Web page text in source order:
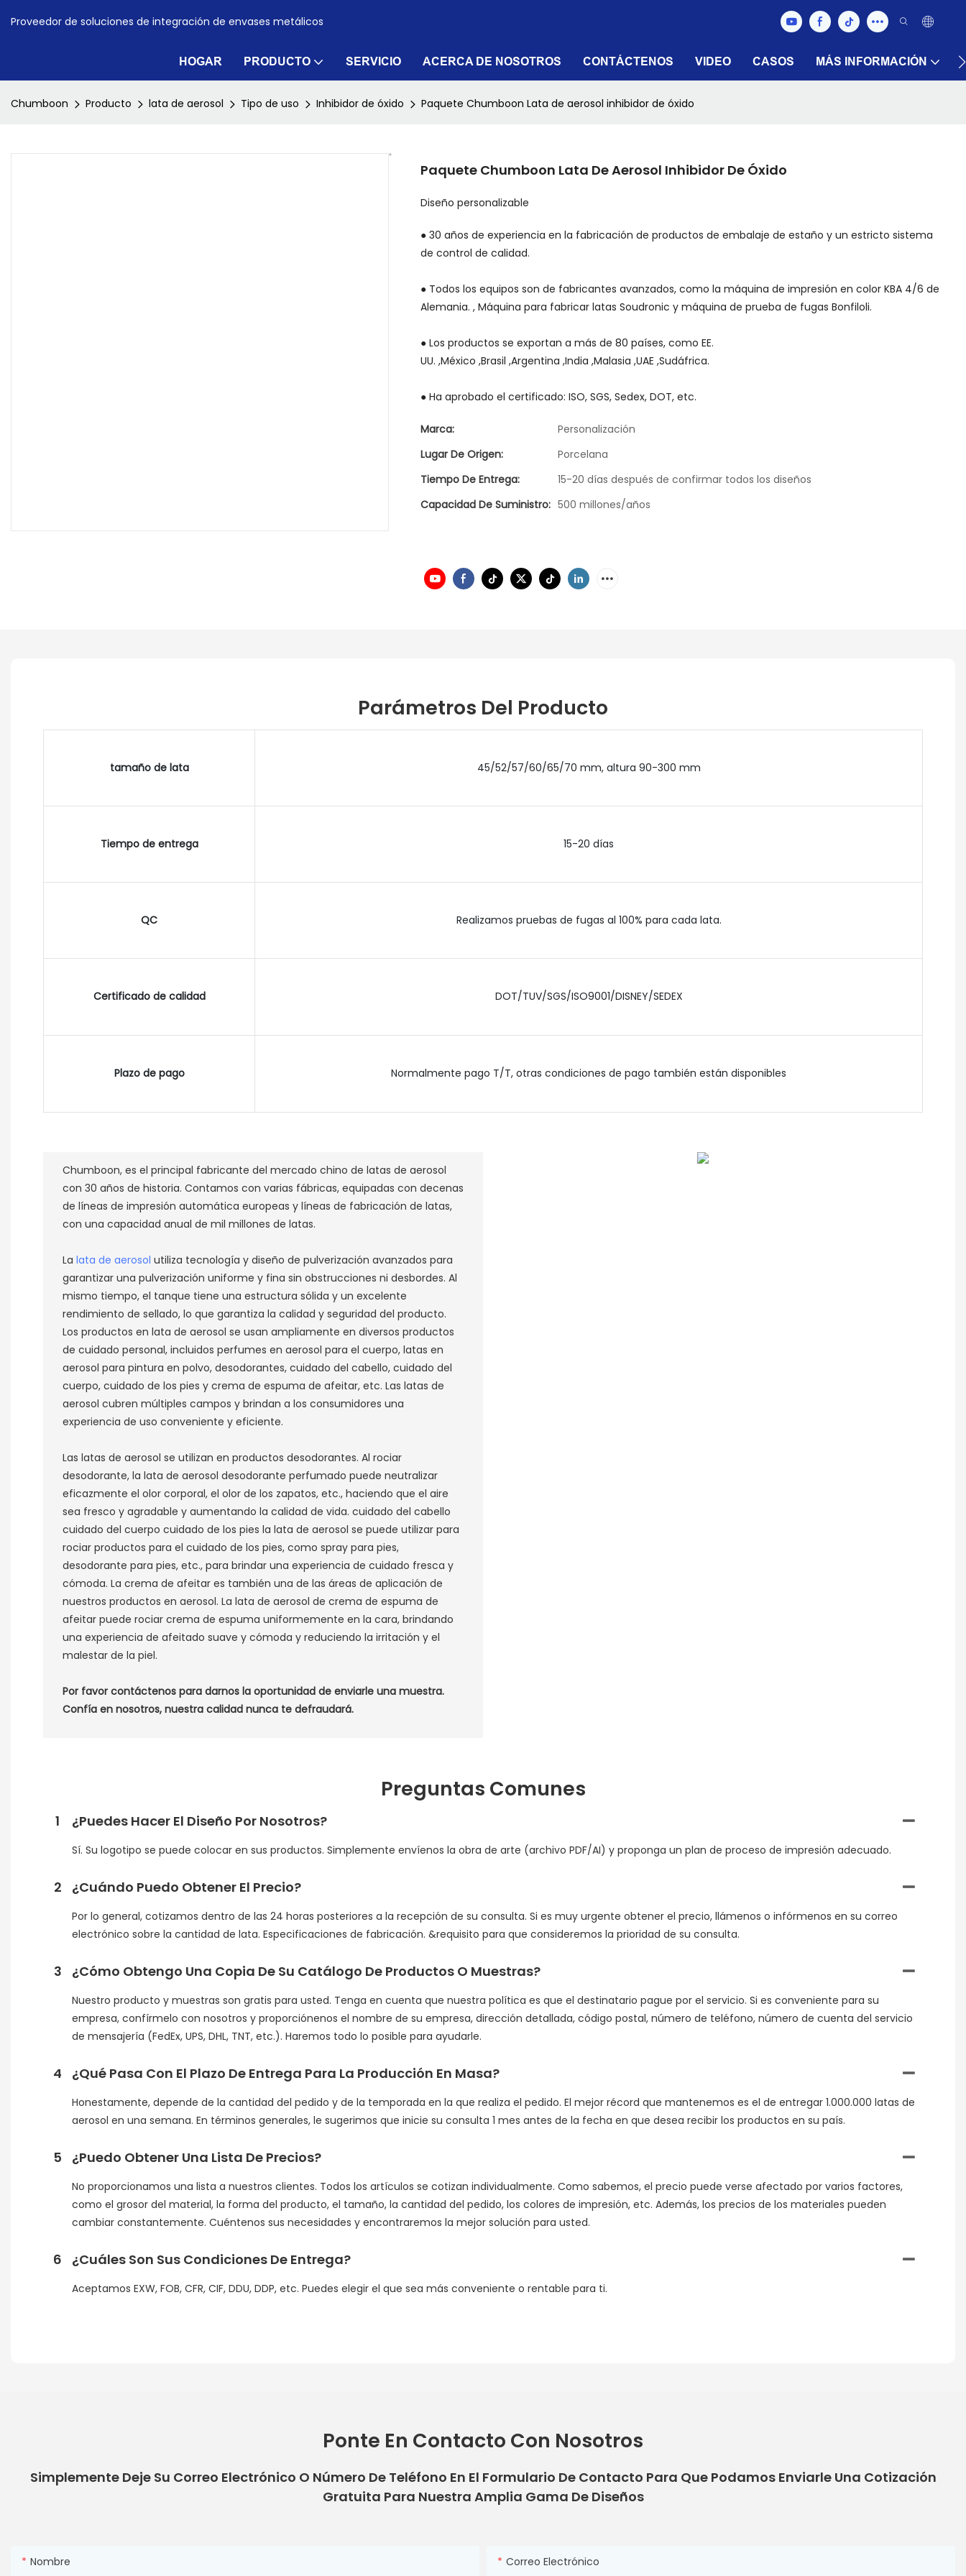
Proveedor de soluciones de integración de envases metálicos
HOGAR PRODUCTO SERVICIO ACERCA DE NOSOTROS CONTÁCTENOS VIDEO CASOS MÁS INFORMACIÓN
Chumboon Producto lata de aerosol Tipo de uso Inhibidor de óxido Paquete Chumboon Lata de aerosol inhibidor de óxido
Paquete Chumboon Lata De Aerosol Inhibidor De Óxido
Diseño personalizable
● 30 años de experiencia en la fabricación de productos de embalaje de estaño y un estricto sistema
de control de calidad.
● Todos los equipos son de fabricantes avanzados, como la máquina de impresión en color KBA 4/6 de
Alemania. , Máquina para fabricar latas Soudronic y máquina de prueba de fugas Bonfiloli.
● Los productos se exportan a más de 80 países, como EE.
UU. ,México ,Brasil ,Argentina ,India ,Malasia ,UAE ,Sudáfrica.
● Ha aprobado el certificado: ISO, SGS, Sedex, DOT, etc.
Marca:
Personalización
Lugar De Origen:
Porcelana
Tiempo De Entrega:
15-20 días después de confirmar todos los diseños
Capacidad De Suministro: 500 millones/años
Parámetros Del Producto
tamaño de lata 45/52/57/60/65/70 mm, altura 90-300 mm
Tiempo de entrega 15-20 días
QC Realizamos pruebas de fugas al 100% para cada lata.
Certificado de calidad DOT/TUV/SGS/ISO9001/DISNEY/SEDEX
Plazo de pago Normalmente pago T/T, otras condiciones de pago también están disponibles
Chumboon, es el principal fabricante del mercado chino de latas de aerosol
con 30 años de historia. Contamos con varias fábricas, equipadas con decenas
de líneas de impresión automática europeas y líneas de fabricación de latas,
con una capacidad anual de mil millones de latas.
La lata de aerosol utiliza tecnología y diseño de pulverización avanzados para
garantizar una pulverización uniforme y fina sin obstrucciones ni desbordes. Al
mismo tiempo, el tanque tiene una estructura sólida y un excelente
rendimiento de sellado, lo que garantiza la calidad y seguridad del producto.
Los productos en lata de aerosol se usan ampliamente en diversos productos
de cuidado personal, incluidos perfumes en aerosol para el cuerpo, latas en
aerosol para pintura en polvo, desodorantes, cuidado del cabello, cuidado del
cuerpo, cuidado de los pies y crema de espuma de afeitar, etc. Las latas de
aerosol cubren múltiples campos y brindan a los consumidores una
experiencia de uso conveniente y eficiente.
Las latas de aerosol se utilizan en productos desodorantes. Al rociar
desodorante, la lata de aerosol desodorante perfumado puede neutralizar
eficazmente el olor corporal, el olor de los zapatos, etc., haciendo que el aire
sea fresco y agradable y aumentando la calidad de vida. cuidado del cabello
cuidado del cuerpo cuidado de los pies la lata de aerosol se puede utilizar para
rociar productos para el cuidado de los pies, como spray para pies,
desodorante para pies, etc., para brindar una experiencia de cuidado fresca y
cómoda. La crema de afeitar es también una de las áreas de aplicación de
nuestros productos en aerosol. La lata de aerosol de crema de espuma de
afeitar puede rociar crema de espuma uniformemente en la cara, brindando
una experiencia de afeitado suave y cómoda y reduciendo la irritación y el
malestar de la piel.
Por favor contáctenos para darnos la oportunidad de enviarle una muestra.
Confía en nosotros, nuestra calidad nunca te defraudará.
Preguntas Comunes
1 ¿Puedes Hacer El Diseño Por Nosotros?
Sí. Su logotipo se puede colocar en sus productos. Simplemente envíenos la obra de arte (archivo PDF/AI) y proponga un plan de proceso de impresión adecuado.
2 ¿Cuándo Puedo Obtener El Precio?
Por lo general, cotizamos dentro de las 24 horas posteriores a la recepción de su consulta. Si es muy urgente obtener el precio, llámenos o infórmenos en su correo
electrónico sobre la cantidad de lata. Especificaciones de fabricación. &requisito para que consideremos la prioridad de su consulta.
3 ¿Cómo Obtengo Una Copia De Su Catálogo De Productos O Muestras?
Nuestro producto y muestras son gratis para usted. Tenga en cuenta que nuestra política es que el destinatario pague por el servicio. Si es conveniente para su
empresa, confírmelo con nosotros y proporciónenos el nombre de su empresa, dirección detallada, código postal, número de teléfono, número de cuenta del servicio
de mensajería (FedEx, UPS, DHL, TNT, etc.). Haremos todo lo posible para ayudarle.
4 ¿Qué Pasa Con El Plazo De Entrega Para La Producción En Masa?
Honestamente, depende de la cantidad del pedido y de la temporada en la que realiza el pedido. El mejor récord que mantenemos es el de entregar 1.000.000 latas de
aerosol en una semana. En términos generales, le sugerimos que inicie su consulta 1 mes antes de la fecha en que desea recibir los productos en su país.
5 ¿Puedo Obtener Una Lista De Precios?
No proporcionamos una lista a nuestros clientes. Todos los artículos se cotizan individualmente. Como sabemos, el precio puede verse afectado por varios factores,
como el grosor del material, la forma del producto, el tamaño, la cantidad del pedido, los colores de impresión, etc. Además, los precios de los materiales pueden
cambiar constantemente. Cuéntenos sus necesidades y encontraremos la mejor solución para usted.
6 ¿Cuáles Son Sus Condiciones De Entrega?
Aceptamos EXW, FOB, CFR, CIF, DDU, DDP, etc. Puedes elegir el que sea más conveniente o rentable para ti.
Ponte En Contacto Con Nosotros
Simplemente Deje Su Correo Electrónico O Número De Teléfono En El Formulario De Contacto Para Que Podamos Enviarle Una Cotización
Gratuita Para Nuestra Amplia Gama De Diseños
Nombre Correo Electrónico